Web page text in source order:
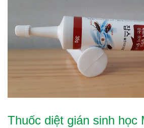
Thuốc diệt gián sinh học